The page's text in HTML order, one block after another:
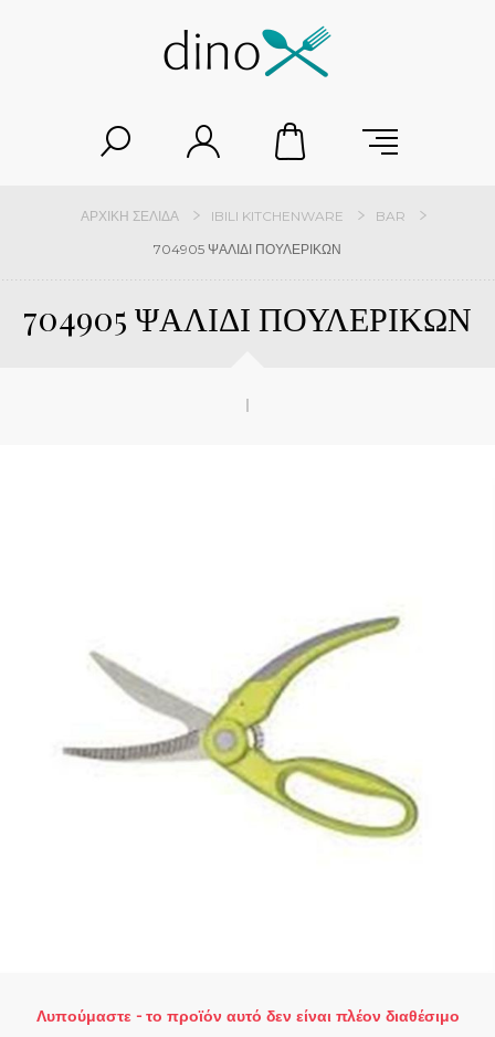
ΑΡΧΙΚΉ ΣΕΛΊΔΑ IBILI KITCHENWARE
BAR
704905 ΨΑΛΙΔΙ ΠΟΥΛΕΡΙΚΩΝ
704905 ΨΑΛΙΔΙ ΠΟΥΛΕΡΙΚΩΝ
Λυπούμαστε - το προϊόν αυτό δεν είναι πλέον διαθέσιμο